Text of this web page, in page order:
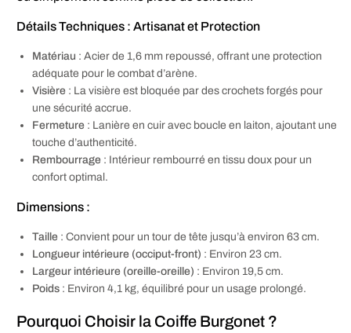
Détails Techniques : Artisanat et Protection
Matériau : Acier de 1,6 mm repoussé, offrant une protection
adéquate pour le combat d’arène.
Visière : La visière est bloquée par des crochets forgés pour
une sécurité accrue.
Fermeture : Lanière en cuir avec boucle en laiton, ajoutant une
touche d’authenticité.
Rembourrage : Intérieur rembourré en tissu doux pour un
confort optimal.
Dimensions :
Taille : Convient pour un tour de tête jusqu’à environ 63 cm.
Longueur intérieure (occiput-front) : Environ 23 cm.
Largeur intérieure (oreille-oreille) : Environ 19,5 cm.
Poids : Environ 4,1 kg, équilibré pour un usage prolongé.
Pourquoi Choisir la Coiffe Burgonet ?